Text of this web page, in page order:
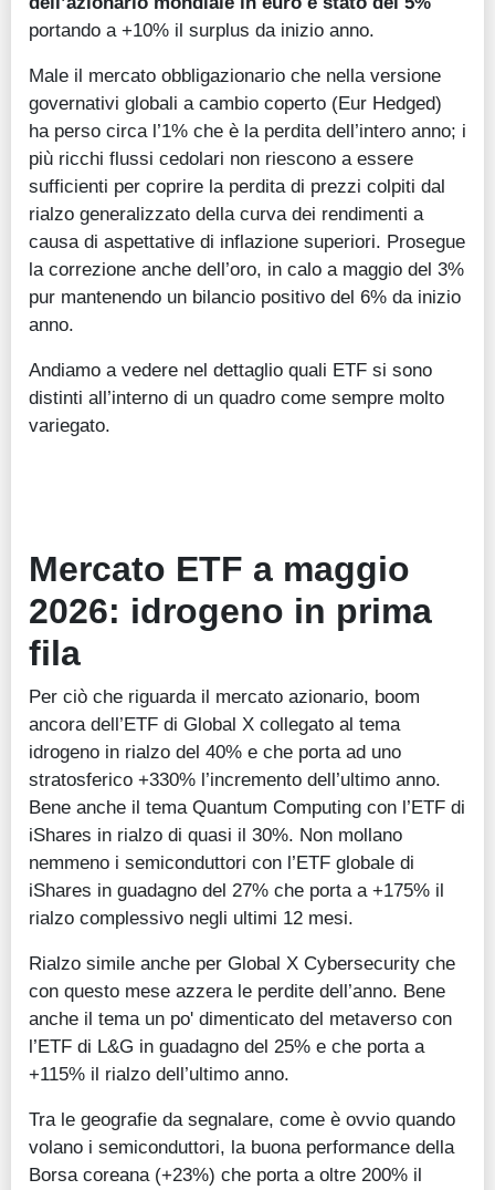
portando a +10% il surplus da inizio anno.
Male il mercato obbligazionario che nella versione
governativi globali a cambio coperto (Eur Hedged)
ha perso circa l’1% che è la perdita dell’intero anno; i
più ricchi flussi cedolari non riescono a essere
sufficienti per coprire la perdita di prezzi colpiti dal
rialzo generalizzato della curva dei rendimenti a
causa di aspettative di inflazione superiori. Prosegue
la correzione anche dell’oro, in calo a maggio del 3%
pur mantenendo un bilancio positivo del 6% da inizio
anno.
Andiamo a vedere nel dettaglio quali ETF si sono
distinti all’interno di un quadro come sempre molto
variegato.
Mercato ETF a maggio
2026: idrogeno in prima
fila
Per ciò che riguarda il mercato azionario, boom
ancora dell’ETF di Global X collegato al tema
idrogeno in rialzo del 40% e che porta ad uno
stratosferico +330% l’incremento dell’ultimo anno.
Bene anche il tema Quantum Computing con l’ETF di
iShares in rialzo di quasi il 30%. Non mollano
nemmeno i semiconduttori con l’ETF globale di
iShares in guadagno del 27% che porta a +175% il
rialzo complessivo negli ultimi 12 mesi.
Rialzo simile anche per Global X Cybersecurity che
con questo mese azzera le perdite dell’anno. Bene
anche il tema un po' dimenticato del metaverso con
l’ETF di L&G in guadagno del 25% e che porta a
+115% il rialzo dell’ultimo anno.
Tra le geografie da segnalare, come è ovvio quando
volano i semiconduttori, la buona performance della
Borsa coreana (+23%) che porta a oltre 200% il